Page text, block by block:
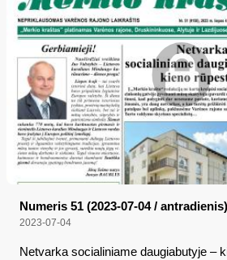
Numeris 51 (2023-07-04 / antradienis)
2023-07-04
Netvarka socialiniame daugiabutyje –